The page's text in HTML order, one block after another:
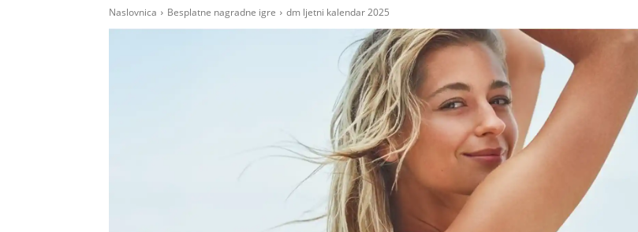
Naslovnica Besplatne nagradne igre dm ljetni kalendar 2025